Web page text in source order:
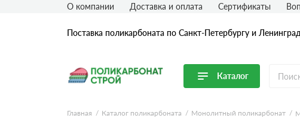
Поставка поликарбоната по Санкт-Петербургу и
Каталог
Перейти в каталог
О компании Доставка и оплата Сертификаты
Главная Каталог поликарбоната Монолитный поликарбонат